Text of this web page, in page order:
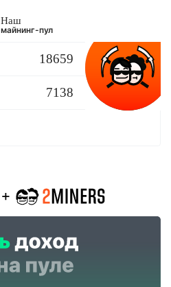
Наш
майнинг-пул
18659
7138